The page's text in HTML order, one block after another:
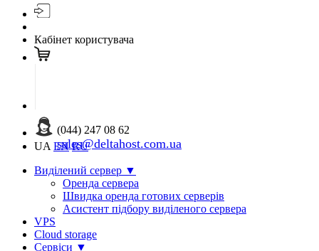
Кабінет користувача
(044) 247 08 62
sales@deltahost.com.ua
UA EN RU
Виділений сервер ▼
Оренда сервера
Швидка оренда готових серверів
Асистент підбору виділеного сервера
VPS
Cloud storage
Сервіси ▼